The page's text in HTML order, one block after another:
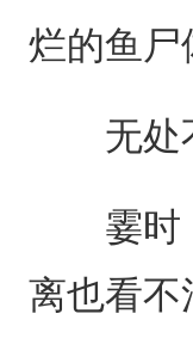
烂的鱼尸
无处不
霎时，
离也看不